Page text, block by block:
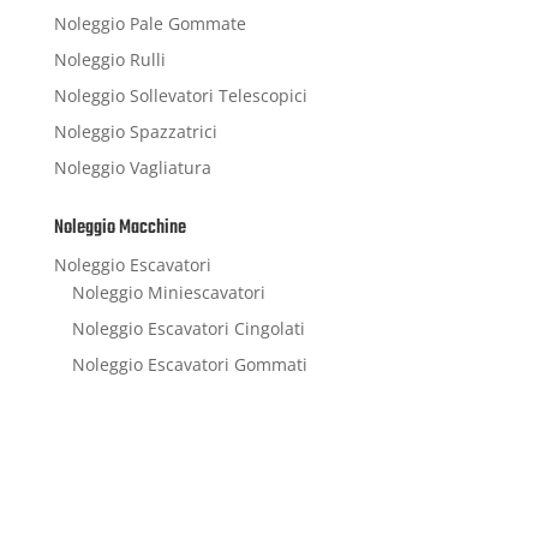
Noleggio Pale Gommate
Noleggio Rulli
Noleggio Sollevatori Telescopici
Noleggio Spazzatrici
Noleggio Vagliatura
Noleggio Macchine
Noleggio Escavatori
Noleggio Miniescavatori
Noleggio Escavatori Cingolati
Noleggio Escavatori Gommati